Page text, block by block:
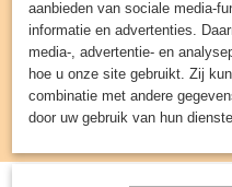
Inloggen Registreren
aanbieden van sociale media-
informatie en advertenties.
media-, advertentie- en
hoe u onze site gebruikt. Zij
combinatie met andere
door uw gebruik van hun